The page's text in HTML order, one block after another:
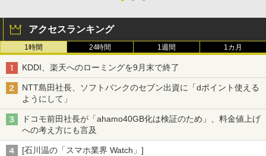
アクセスランキング
1時間 24時間 1週間 1カ月
KDDI、楽天へのローミングを9月末で終了
NTT島田社長、ソフトバンクのセブン出資に「dポイント使える
ようにして」
ドコモ前田社長が「ahamo40GB化は検証のため」、料金値上げ
への考え方にも言及
[石川温の「スマホ業界 Watch」]